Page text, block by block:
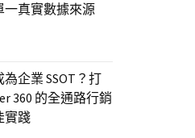
一真實數據來源
為企業 SSOT？打
360 的全通路行銷
實踐